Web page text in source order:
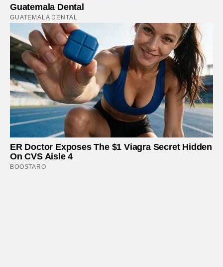
Guatemala Dental
GUATEMALA DENTAL
ER Doctor Exposes The $1 Viagra Secret Hidden
On CVS Aisle 4
BOOSTARO